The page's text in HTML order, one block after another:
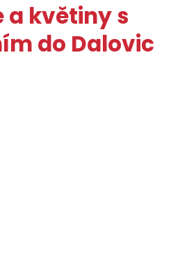
a květiny s
do Dalovic